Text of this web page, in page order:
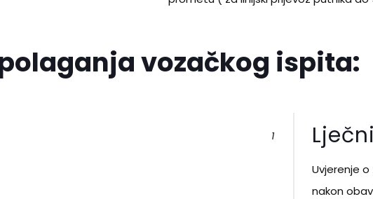
vozačkog ispita:
1
Uvjerenje
nakon